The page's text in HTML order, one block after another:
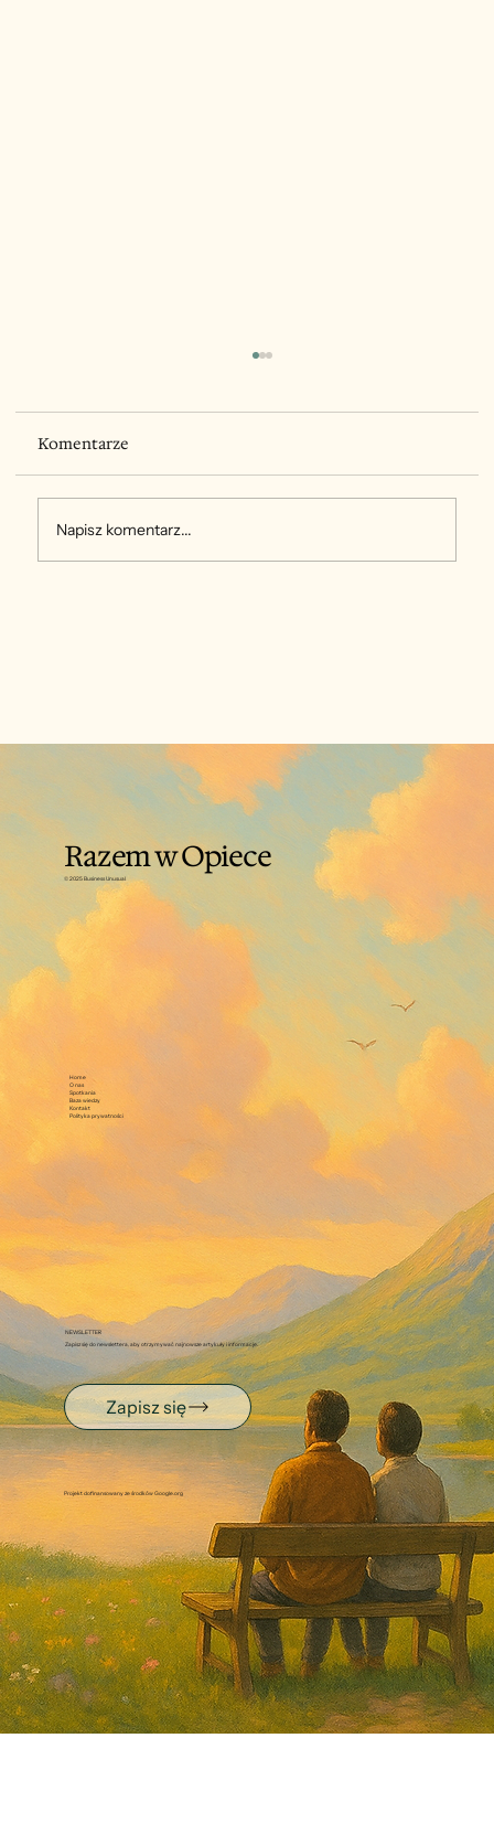
Komentarze
Napisz komentarz...
Razem w Opiece
© 2025 Business Unusual
Home
O nas
Spotkania
Baza wiedzy
Kontakt
Polityka prywatności
NEWSLETTER
Zapisz się do newslettera, aby otrzymywać najnowsze artykuły i informacje.
Zapisz się
Projekt dofinansowany ze środków Google.org